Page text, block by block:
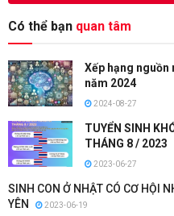
Có thể bạn quan tâm
Xếp hạng
năm 2024
2024-08-27
TUYỂN SINH
THÁNG 8 / 2023
2023-06-27
SINH CON Ở NHẬT CÓ CƠ HỘI
YÊN
2023-06-19